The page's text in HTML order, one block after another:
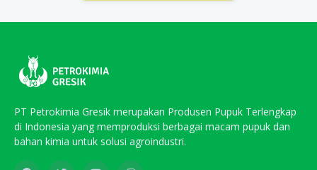
PT Petrokimia Gresik merupakan Produsen Pupuk Terlengkap
di Indonesia yang memproduksi berbagai macam pupuk dan
bahan kimia untuk solusi agroindustri.